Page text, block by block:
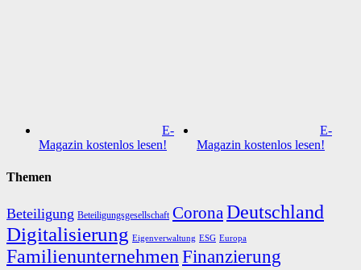
E-
Magazin kostenlos lesen!
E-
Magazin kostenlos lesen!
Themen
Beteiligung Beteiligungsgesellschaft CoronaDeutschland
Digitalisierung Eigenverwaltung ESG Europa
Familienunternehmen Finanzierung